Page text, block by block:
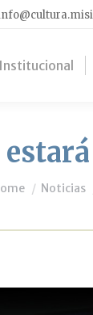
Institucional
are here:
Noticias